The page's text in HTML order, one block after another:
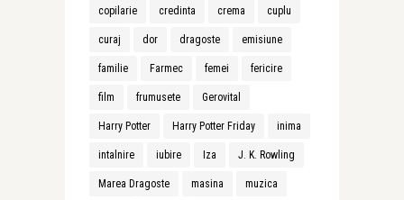
copilarie credinta crema cuplu
curaj dor dragoste emisiune
familie Farmec femei fericire
film frumusete Gerovital
Harry Potter Harry Potter Friday inima
intalnire iubire Iza J. K. Rowling
Marea Dragoste masina muzica